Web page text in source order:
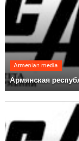
Armenian media
Армянская